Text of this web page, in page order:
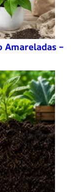
Amareladas –